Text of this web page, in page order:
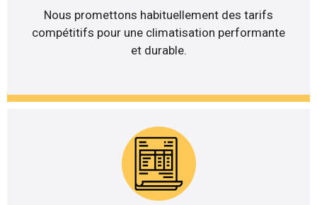
Nous promettons habituellement des tarifs
compétitifs pour une climatisation performante
et durable.